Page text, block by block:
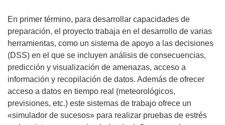
En primer término, para desarrollar capacidades de
preparación, el proyecto trabaja en el desarrollo de varias
herramientas, como un sistema de apoyo a las decisiones
(DSS) en el que se incluyen análisis de consecuencias,
predicción y visualización de amenazas, acceso a
información y recopilación de datos. Además de ofrecer
acceso a datos en tiempo real (meteorológicos,
previsiones, etc.) este sistemas de trabajo ofrece un
«simulador de sucesos» para realizar pruebas de estrés